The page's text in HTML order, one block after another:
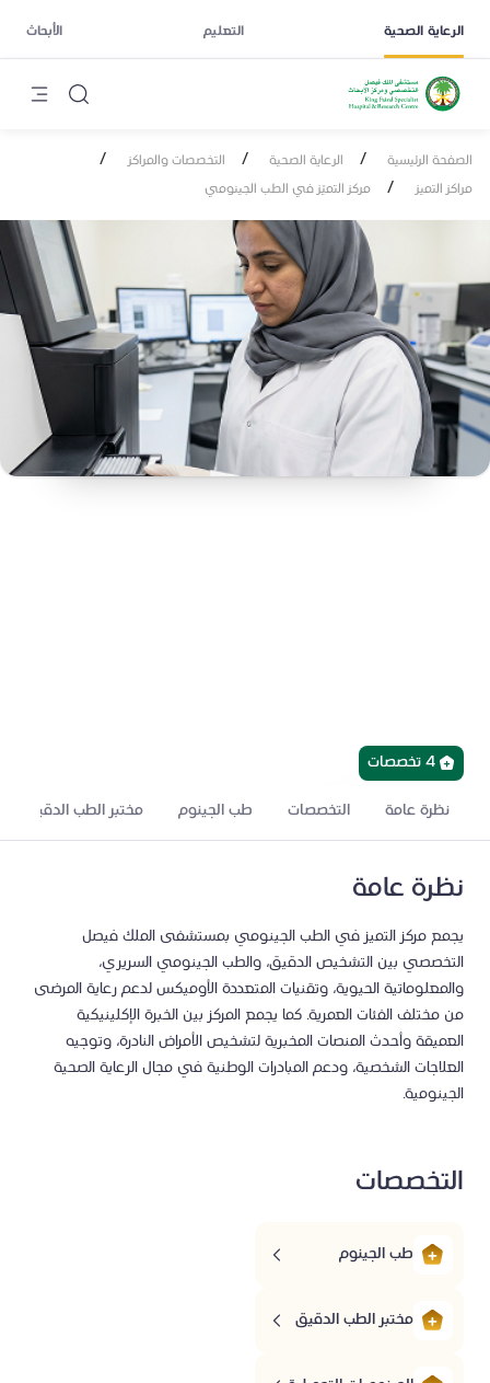
الرعاية الصحية التعليم الأبحاث
الصفحة الرئيسية / الرعاية الصحية / التخصصات والمراكز /
مراكز التميز / مركز التميّز في الطب الجينومي
4 تخصصات
ابحث عن طبيب طلب إحالة
نظرة عامة
يجمع مركز التميز في الطب الجينومي بمستشفى الملك فيصل
التخصصي بين التشخيص الدقيق، والطب الجينومي السريري،
والمعلوماتية الحيوية، وتقنيات المتعددة الأوميكس لدعم رعاية المرضى
من مختلف الفئات العمرية. كما يجمع المركز بين الخبرة الإكلينيكية
العميقة وأحدث المنصات المخبرية لتشخيص الأمراض النادرة، وتوجيه
العلاجات الشخصية، ودعم المبادرات الوطنية في مجال الرعاية الصحية
الجينومية.
التخصصات
طب الجينوم
مختبر الطب الدقيق
نظرة عامة التخصصات طب الجينوم مختبر الطب الدقيق